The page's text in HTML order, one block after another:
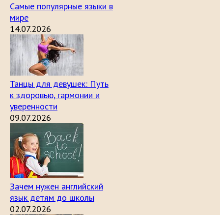
Самые популярные языки в
мире
14.07.2026
Танцы для девушек: Путь
к здоровью, гармонии и
уверенности
09.07.2026
Зачем нужен английский
язык детям до школы
02.07.2026